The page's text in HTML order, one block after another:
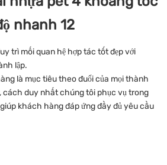
trì mối quan hệ hợp tác tốt đẹp với
lập.
là mục tiêu theo đuổi của mọi thành
cách duy nhất chúng tôi phục vụ trong
khách hàng đáp ứng đầy đủ yêu cầu